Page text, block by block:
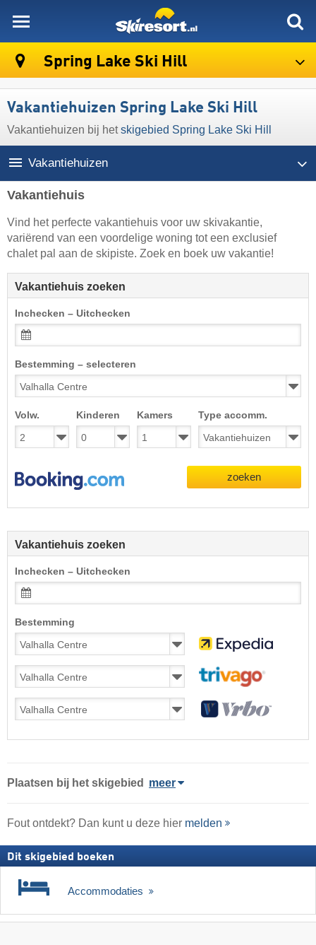
Spring Lake Ski Hill
Vakantiehuizen Spring Lake Ski Hill
Vakantiehuizen bij hetskigebied Spring Lake Ski Hill
Vakantiehuizen
Vakantiehuis
Vind het perfecte vakantiehuis voor uw skivakantie,
variërend van een voordelige woning tot een exclusief
chalet pal aan de skipiste. Zoek en boek uw vakantie!
Vakantiehuis zoeken
Inchecken – Uitchecken
Bestemming – selecteren
Volw. Kinderen Kamers Type accomm.
zoeken
Vakantiehuis zoeken
Inchecken – Uitchecken
Bestemming
Plaatsen bij het skigebied meer
Fout ontdekt? Dan kunt u deze hier melden
Dit skigebied boeken
Accommodaties